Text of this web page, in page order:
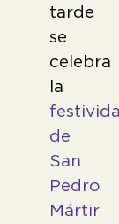
tarde
se
celebra
la
de
San
Pedro
Mártir